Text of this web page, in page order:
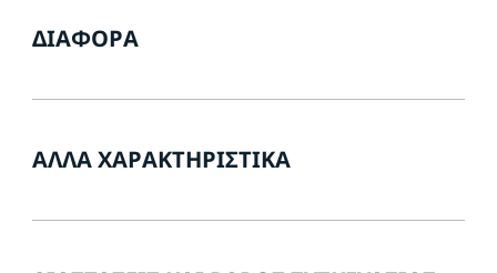
ΔΙΆΦΟΡΑ
ΆΛΛΑ ΧΑΡΑΚΤΗΡΙΣΤΙΚΆ